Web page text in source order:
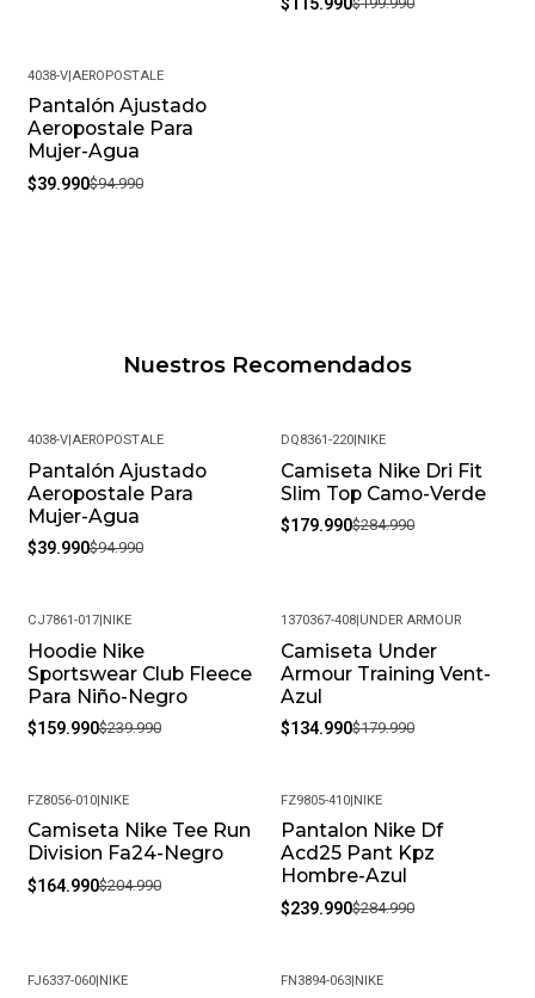
-58%
4038-V|AEROPOSTALE
Pantalón Ajustado
Aeropostale Para
Mujer-Agua
$39.990$94.990
Nuestros Recomendados
-58%
4038-V|AEROPOSTALE
Pantalón Ajustado
Aeropostale Para
Mujer-Agua
$39.990$94.990
-37%
DQ8361-220|NIKE
Camiseta Nike Dri Fit
Slim Top Camo-Verde
$179.990$284.990
-33%
CJ7861-017|NIKE
Hoodie Nike
Sportswear Club Fleece
Para Niño-Negro
$159.990$239.990
-25%
1370367-408|UNDER ARMOUR
Camiseta Under
Armour Training Vent-
Azul
$134.990$179.990
-20%
FZ8056-010|NIKE
Camiseta Nike Tee Run
Division Fa24-Negro
$164.990$204.990
-16%
FZ9805-410|NIKE
Pantalon Nike Df
Acd25 Pant Kpz
Hombre-Azul
$239.990$284.990
FJ6337-060|NIKE FN3894-063|NIKE